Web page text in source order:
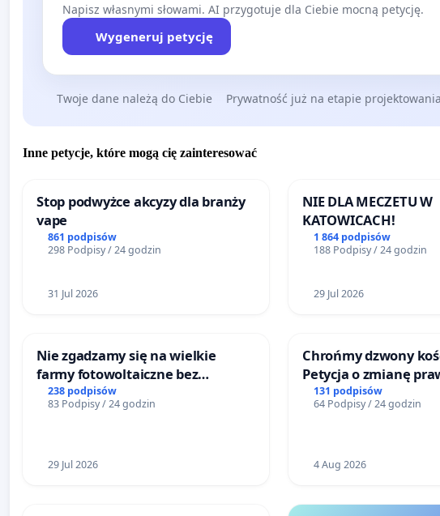
Napisz własnymi słowami. AI przygotuje dla Ciebie mocną petycję.
Wygeneruj petycję
Twoje dane należą do Ciebie Prywatność już na etapie projektowania
Inne petycje, które mogą cię zainteresować
Stop podwyżce akcyzy dla branży
vape
861 podpisów
298 Podpisy / 24 godzin
31 Jul 2026
NIE DLA MECZETU W
KATOWICACH!
1 864 podpisów
188 Podpisy / 24 godzin
29 Jul 2026
Nie zgadzamy się na wielkie
farmy fotowoltaiczne bez
rzetelnych analiz i akceptacji
mieszkańców
238 podpisów
83 Podpisy / 24 godzin
29 Jul 2026
Chrońmy dzwony
Petycja o zmianę
131 podpisów
64 Podpisy / 24 godzin
4 Aug 2026